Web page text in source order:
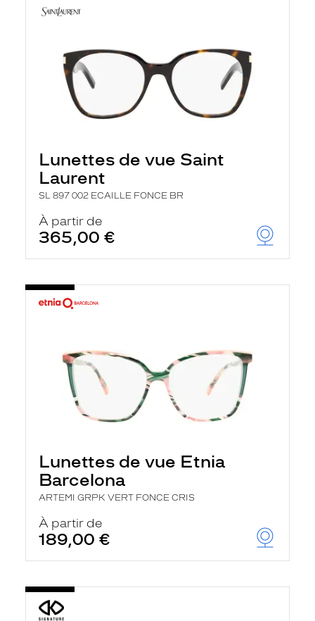
Lunettes de vue Saint
Laurent
SL 897 002 ECAILLE FONCE BR
À partir de
365,00 €
Lunettes de vue Etnia
Barcelona
ARTEMI GRPK VERT FONCE CRIS
À partir de
189,00 €